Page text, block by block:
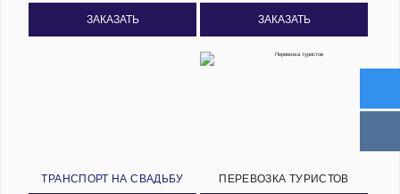
ЗАКАЗАТЬ ЗАКАЗАТЬ
ТРАНСПОРТ НА СВАДЬБУ ПЕРЕВОЗКА ТУРИСТОВ